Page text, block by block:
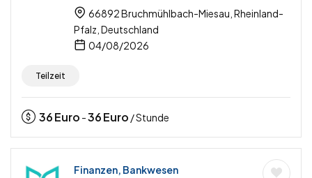
66892 Bruchmühlbach-Miesau, Rheinland-
Pfalz, Deutschland
04/08/2026
Teilzeit
36Euro -36Euro / Stunde
Finanzen, Bankwesen